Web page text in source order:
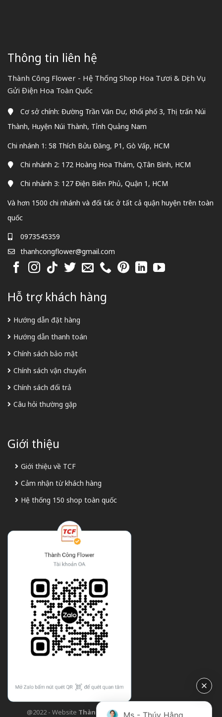
Thông tin liên hệ
Thành Công Flower - Hệ Thống Shop Hoa Tươi & Dịch Vụ
Gửi Điện Hoa Toàn Quốc
Cơ sở chính: Đường Trần Văn Dư, Khối phố 3, Thị trấn Núi
Thành, Huyện Núi Thành, Tỉnh Quảng Nam
Chi nhánh 1: 58 Thích Bửu Đăng, P1, Gò Vấp, HCM
Chi nhánh 2: 172 Hoàng Hoa Thám, Q.Tân Bình, HCM
Chi nhánh 3: 127 Điện Biên Phủ, Quận 1, HCM
Và hơn 1500 chi nhánh và đối tác ở tất cả quận huyện trên toàn
quốc
0973545359
thanhcongflower@gmail.com
Hỗ trợ khách hàng
Hướng dẫn đặt hàng
Hướng dẫn thanh toán
Chính sách bảo mật
Chính sách vận chuyển
Chính sách đổi trả
Câu hỏi thường gặp
Giới thiệu
Giới thiệu về TCF
Cảm nhận từ khách hàng
Hệ thống 150 shop toàn quốc
@2022 - Website Thành Công Flower| Design bởi
Ms - Thúy Hằng